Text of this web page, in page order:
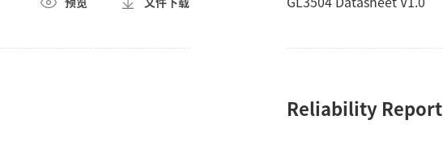
预览 文件下载
Reliability Report